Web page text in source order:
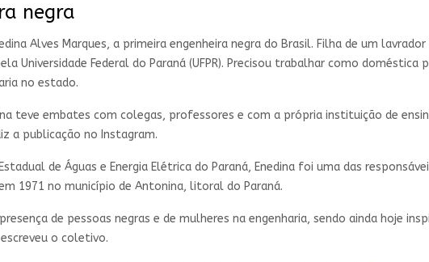
negra
Alves Marques, a primeira engenheira negra do Brasil. Filha de um
Universidade Federal do Paraná (UFPR). Precisou trabalhar como
no estado.
teve embates com colegas, professores e com a própria instituição de
a publicação no Instagram.
de Águas e Energia Elétrica do Paraná, Enedina foi uma das
1971 no município de Antonina, litoral do Paraná.
de pessoas negras e de mulheres na engenharia, sendo ainda hoje
o coletivo.